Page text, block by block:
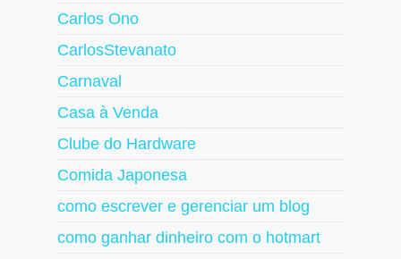
Carlos Ono
CarlosStevanato
Carnaval
Casa à Venda
Clube do Hardware
Comida Japonesa
como escrever e gerenciar um blog
como ganhar dinheiro com o hotmart